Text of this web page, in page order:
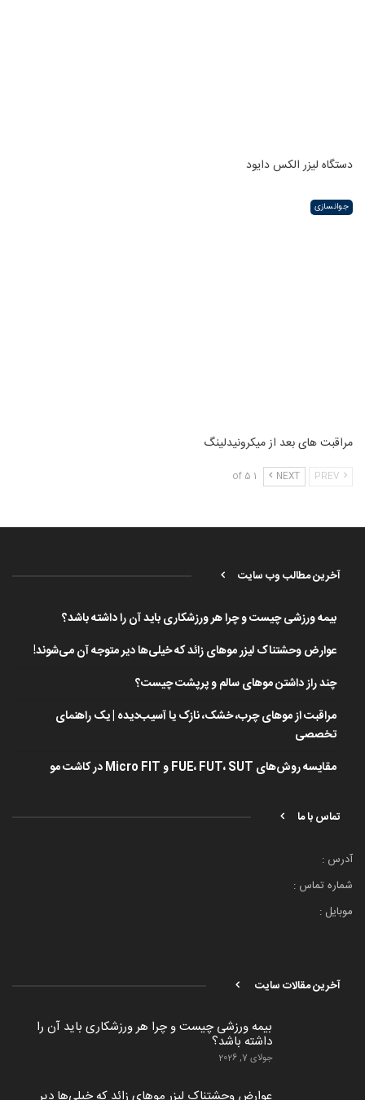
دستگاه لیزر الکس دایود
جوانسازی
مراقبت های بعد از میکرونیدلینگ
NEXT
1 of 5
آخرین مطالب وب سایت
بیمه ورزشی چیست و چرا هر ورزشکاری باید آن را داشته باشد؟
عوارض وحشتناک لیزر موهای زائد که خیلی‌ها دیر متوجه آن می‌شوند!
چند راز داشتن موهای سالم و پرپشت چیست؟
مراقبت از موهای چرب، خشک، نازک یا آسیب‌دیده | یک راهنمای
تخصصی
مقایسه روش‌های FUE، FUT، SUT و Micro FIT در کاشت مو
تماس با ما
آدرس :
شماره تماس :
موبایل :
آخرین مقالات سایت
بیمه ورزشی چیست و چرا هر ورزشکاری باید آن را
داشته باشد؟
جولای 7, 2026